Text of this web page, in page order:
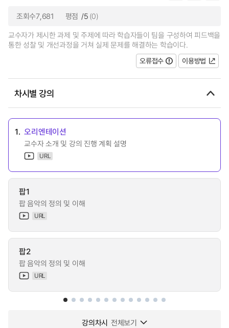
조회수7,681 평점 /5 (0)
교수자가 제시한 과제 및 주제에 따라 학습자들이 팀을 구성하여 피드백을
통한 성찰 및 개선과정을 거쳐 실제 문제를 해결하는 학습이다.
오류접수
이용방법
차시별 강의
1. 오리엔테이션
교수자 소개 및 강의 진행 계획 설명
URL
팝1
팝 음악의 정의 및 이해
URL
팝2
팝 음악의 정의 및 이해
URL
강의차시 전체보기